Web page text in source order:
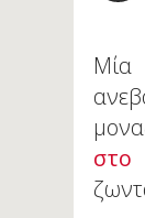
Μία
στο